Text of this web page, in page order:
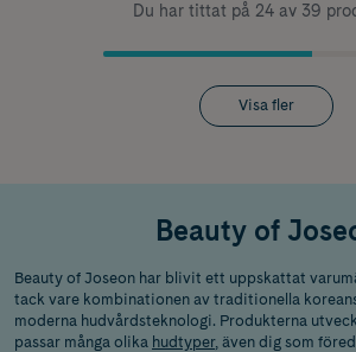
Du har tittat på 24 av 39
Visa fler
Beauty of
Beauty of Joseon har blivit ett uppskattat
tack vare kombinationen av traditionella
moderna hudvårdsteknologi. Produkterna
passar många olika hudtyper, även dig som